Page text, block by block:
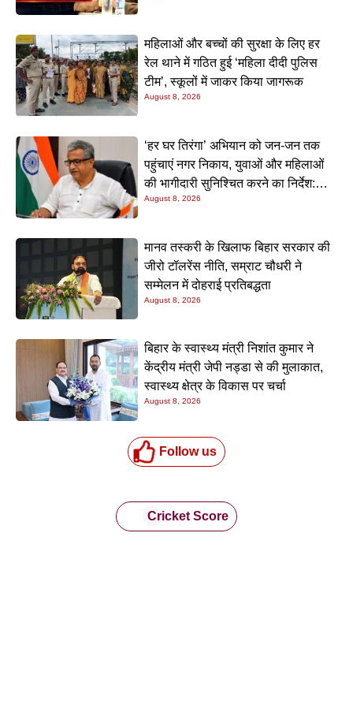
महिलाओं और बच्चों की सुरक्षा के लिए हर
रेल थाने में गठित हुई ‘महिला दीदी पुलिस
टीम’, स्कूलों में जाकर किया जागरूक
August 8, 2026
‘हर घर तिरंगा’ अभियान को जन-जन तक
पहुंचाएं नगर निकाय, युवाओं और महिलाओं
की भागीदारी सुनिश्चित करने का निर्देश:
नीतीश मिश्रा
August 8, 2026
मानव तस्करी के खिलाफ बिहार सरकार की
जीरो टॉलरेंस नीति, सम्राट चौधरी ने
सम्मेलन में दोहराई प्रतिबद्धता
August 8, 2026
बिहार के स्वास्थ्य मंत्री निशांत कुमार ने
केंद्रीय मंत्री जेपी नड्डा से की मुलाकात,
स्वास्थ्य क्षेत्र के विकास पर चर्चा
August 8, 2026
Follow us
Cricket Score